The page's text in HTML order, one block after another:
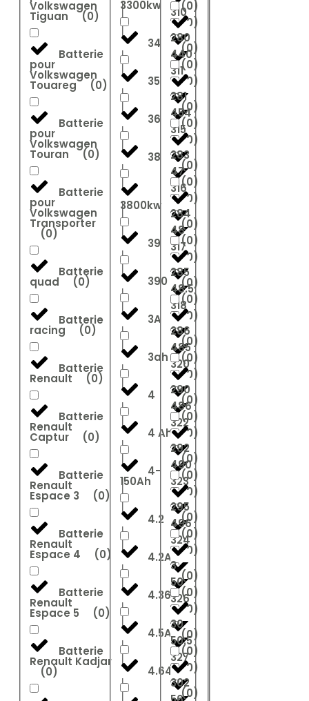
Volkswagen
Tiguan (0)
Batterie
pour
Volkswagen
Touareg (0)
Batterie
pour
Volkswagen
Touran (0)
Batterie
pour
Volkswagen
Transporter
(0)
Batterie
quad (0)
Batterie
racing (0)
Batterie
Renault (0)
Batterie
Renault
Captur (0)
Batterie
Renault
Espace 3 (0)
Batterie
Renault
Espace 4 (0)
Batterie
Renault
Espace 5 (0)
Batterie
Renault Kadjar
(0)
3300kw
34
35
36
38
3800kw
39
390
3A
3ah
4
4 Ah
4-
150Ah
4.2
4.2Ah
4.36
4.5Ah
4.64
310
(0)
311
(0)
315
(0)
316
(0)
317
(0)
318
(0)
320
(0)
322
(0)
323
(0)
324
(0)
326
(0)
327
(0)
(0)
440
(0)
454
(0)
47
(0)
48
(0)
48.5
(0)
485
(0)
486
(0)
490
(0)
496
(0)
50
(0)
50.5
(0)
280
(0)
281
(0)
283
(0)
284
(0)
285
(0)
286
(0)
290
(0)
292
(0)
295
(0)
3
(0)
30
(0)
302
(0)